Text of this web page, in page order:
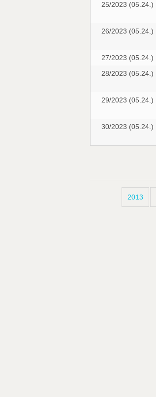
25/2023 (05.24.)
26/2023 (05.24.)
27/2023 (05.24.)
28/2023 (05.24.)
29/2023 (05.24.)
30/2023 (05.24.)
2013